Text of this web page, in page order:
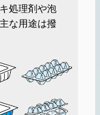
処理剤や泡
な用途は撥